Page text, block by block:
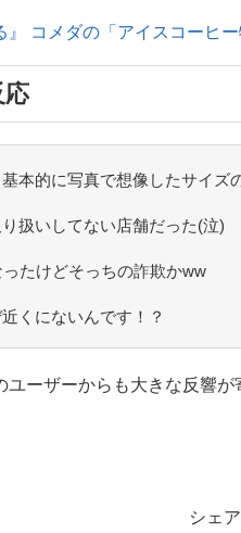
』 コメダの「アイスコーヒ
本的に写真で想像したサイズ
扱いしてない店舗だった(泣)
たけどそっちの詐欺かww
くにないんです！？
ユーザーからも大きな反響が
シェ